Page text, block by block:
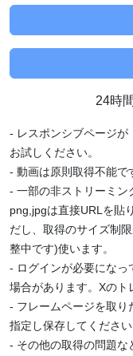
24時
- レスポンシブページが
お試しください。
- 動画は原則取得不能で
- 一部の非ストリーミ
png,jpgは直接URLを貼
だし、取得のサイズ制
整中です)使います。
- ログインが必要になっ
場合があります。Xのト
- フレームページを取り
指定し保存してください
- その他の取得の問題な